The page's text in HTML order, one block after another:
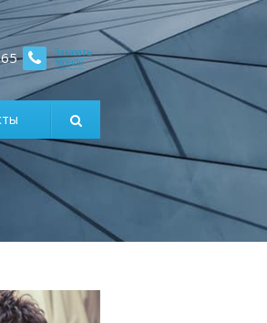
Заказать
звонок